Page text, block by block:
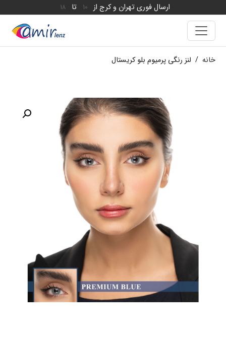
ارسال فوری تهران و کرج از 10 تا 18
خانه / لنز رنگی پرمیوم بلو کریستال